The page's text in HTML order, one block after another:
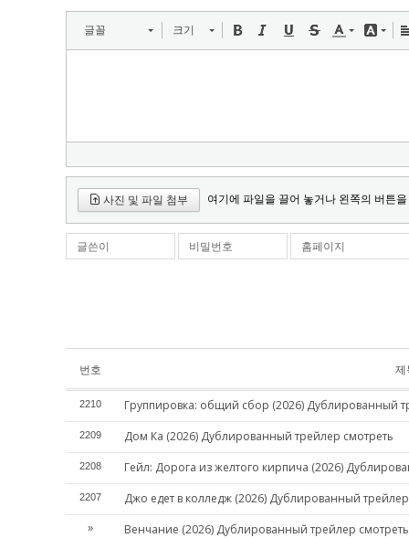
글꼴 크기
사진 및 파일 첨부 여기에 파일을 끌어 놓거나 왼쪽의 버튼
글쓴이 비밀번호 홈페이지
번호 제
2210 Группировка: общий сбор (2026) Дублированный
2209 Дом Ка (2026) Дублированный трейлер смотреть
2208 Гейл: Дорога из желтого кирпича (2026)
2207 Джо едет в колледж (2026) Дублированный
» Венчание (2026) Дублированный трейлер смотреть